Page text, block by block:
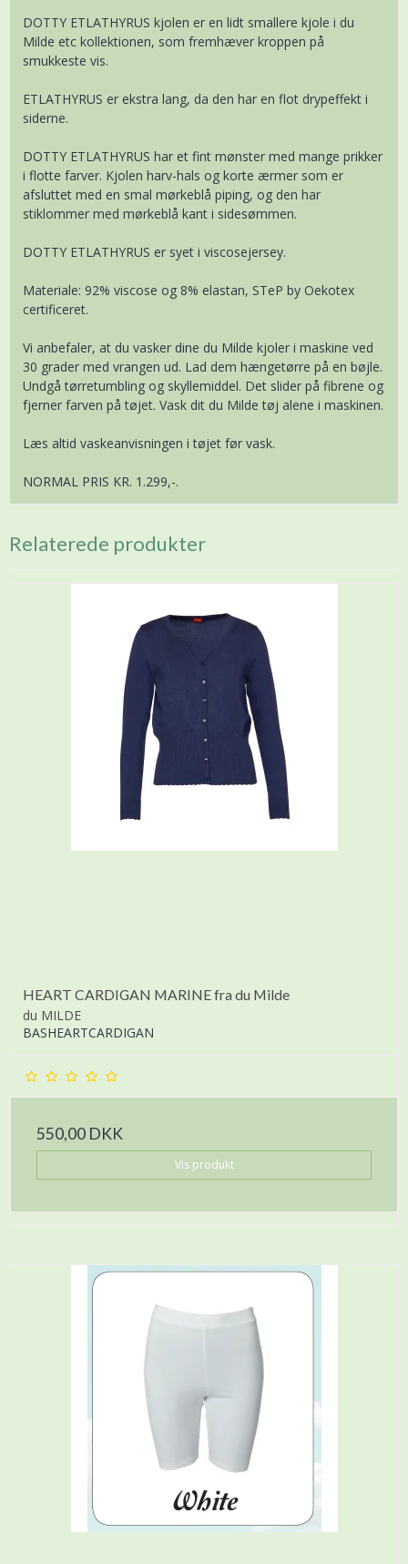
DOTTY ETLATHYRUS kjolen er en lidt smallere kjole i du
Milde etc kollektionen, som fremhæver kroppen på
smukkeste vis.
ETLATHYRUS er ekstra lang, da den har en flot drypeffekt i
siderne.
DOTTY ETLATHYRUS har et fint mønster med mange prikker
i flotte farver. Kjolen harv-hals og korte ærmer som er
afsluttet med en smal mørkeblå piping, og den har
stiklommer med mørkeblå kant i sidesømmen.
DOTTY ETLATHYRUS er syet i viscosejersey.
Materiale: 92% viscose og 8% elastan, STeP by Oekotex
certificeret.
Vi anbefaler, at du vasker dine du Milde kjoler i maskine ved
30 grader med vrangen ud. Lad dem hængetørre på en bøjle.
Undgå tørretumbling og skyllemiddel. Det slider på fibrene og
fjerner farven på tøjet. Vask dit du Milde tøj alene i maskinen.
Læs altid vaskeanvisningen i tøjet før vask.
NORMAL PRIS KR. 1.299,-.
Relaterede produkter
HEART CARDIGAN MARINE fra du Milde
du MILDE
BASHEARTCARDIGAN
550,00 DKK
Vis produkt